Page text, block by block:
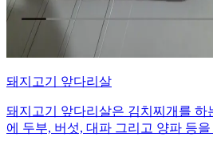
돼지고기 앞다리살
돼지고기 앞다리살은 김치찌개를 하
에 두부, 버섯, 대파 그리고 양파 등